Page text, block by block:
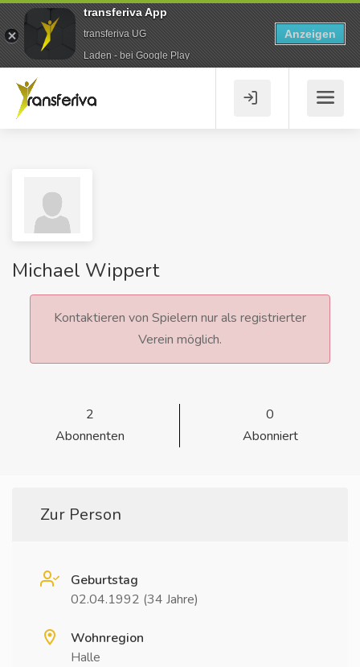
Michael Wippert
Kontaktieren von Spielern nur als registrierter
Verein möglich.
2
Abonnenten
0
Abonniert
Zur Person
Geburtstag
02.04.1992 (34 Jahre)
Wohnregion
Halle
transferiva App
transferiva UG
Laden - bei Google Play
Anzeigen